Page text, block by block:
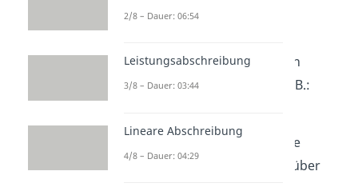
Passivkontenzeigen, wie dein
Vermögenfinanziert
ist — z. B.:
z. B. Kredite
gegenüber
2/8 – Dauer: 06:54
Leistungsabschreibung
3/8 – Dauer: 03:44
Lineare Abschreibung
4/8 – Dauer: 04:29